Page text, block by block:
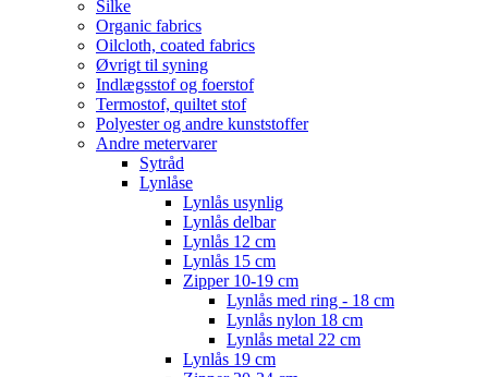
Silke
Organic fabrics
Oilcloth, coated fabrics
Øvrigt til syning
Indlægsstof og foerstof
Termostof, quiltet stof
Polyester og andre kunststoffer
Andre metervarer
Sytråd
Lynlåse
Lynlås usynlig
Lynlås delbar
Lynlås 12 cm
Lynlås 15 cm
Zipper 10-19 cm
Lynlås med ring - 18 cm
Lynlås nylon 18 cm
Lynlås metal 22 cm
Lynlås 19 cm